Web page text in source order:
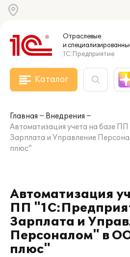
Отраслевые
и
1С:Предприятие
Каталог
Главная
Внедрения
Автоматизация учета на базе
Зарплата и Управление
плюс"
Автоматизация
ПП
Зарплата и
Персоналом" в
плюс"